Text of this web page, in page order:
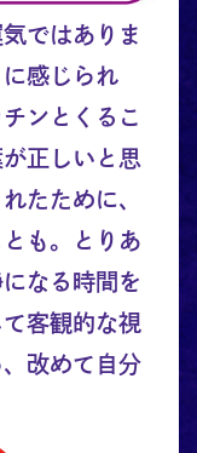
ではありま
感じられ
ンとくるこ
正しいと思
たために、
も。とりあ
なる時間を
客観的な視
改めて自分